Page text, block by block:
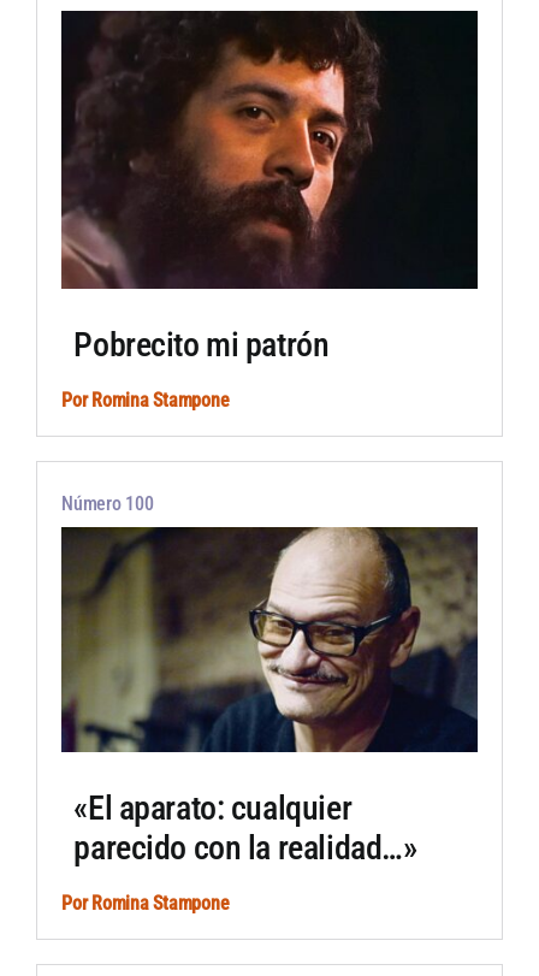
Artículos por autor
Artículos por sección
Pobrecito mi patrón
Por Romina Stampone
Número 100
«El aparato: cualquier
parecido con la realidad…»
PorRomina Stampone